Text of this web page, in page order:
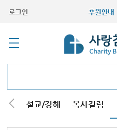
로그인 후원안내
내 설교/강해 목사컬럼